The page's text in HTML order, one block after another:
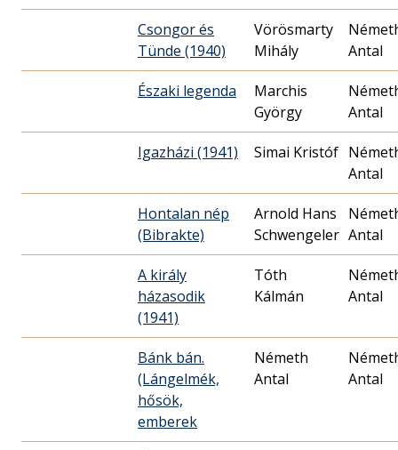
Csongor és
Tünde (1940)
Vörösmarty
Mihály
Antal
Északi legenda
Marchis
György
Antal
Igazházi (1941) Simai Kristóf
Antal
Hontalan nép
(Bibrakte)
Arnold Hans
Schwengeler Antal
A király
házasodik
(1941)
Tóth
Kálmán
Antal
Bánk bán.
(Lángelmék,
hősök,
emberek
Németh
Antal
Antal